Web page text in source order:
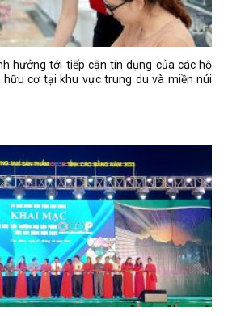
hưởng tới tiếp cận tín dụng của các hộ
cơ tại khu vực trung du và miền núi